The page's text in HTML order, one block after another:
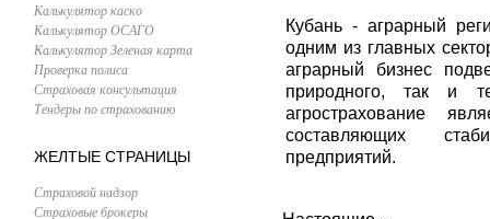
Калькулятор каско
Калькулятор ОСАГО
Калькулятор Зеленая карта
Проверка полиса
Страховая консультация
Тендеры по страхованию
ЖЕЛТЫЕ СТРАНИЦЫ
Страховой надзор
Страховые брокеры
Кубань - аграрный
одним из главных
аграрный бизнес
природного, так и
агрострахование
составляющих
предприятий.